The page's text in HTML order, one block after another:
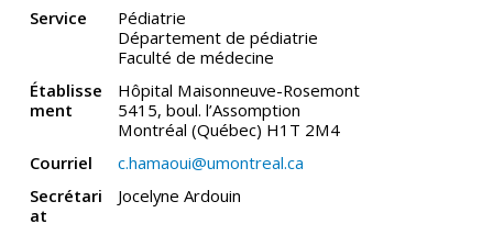
Service
Pédiatrie
Département de pédiatrie
Faculté de médecine
Établisse
ment
Hôpital Maisonneuve-Rosemont
5415, boul. l’Assomption
Montréal (Québec) H1T 2M4
Courriel
c.hamaoui@umontreal.ca
Secrétari
at
Jocelyne Ardouin